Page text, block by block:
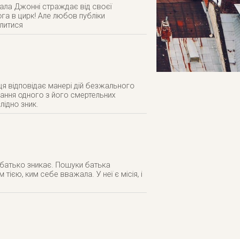
Джонні страждає від своєї
в цирк! Але любов публіки
відповідає манері дій безжального
одного з його смертельних
зник.
зникає. Пошуки батька
тією, ким себе вважала. У неї є місія, і